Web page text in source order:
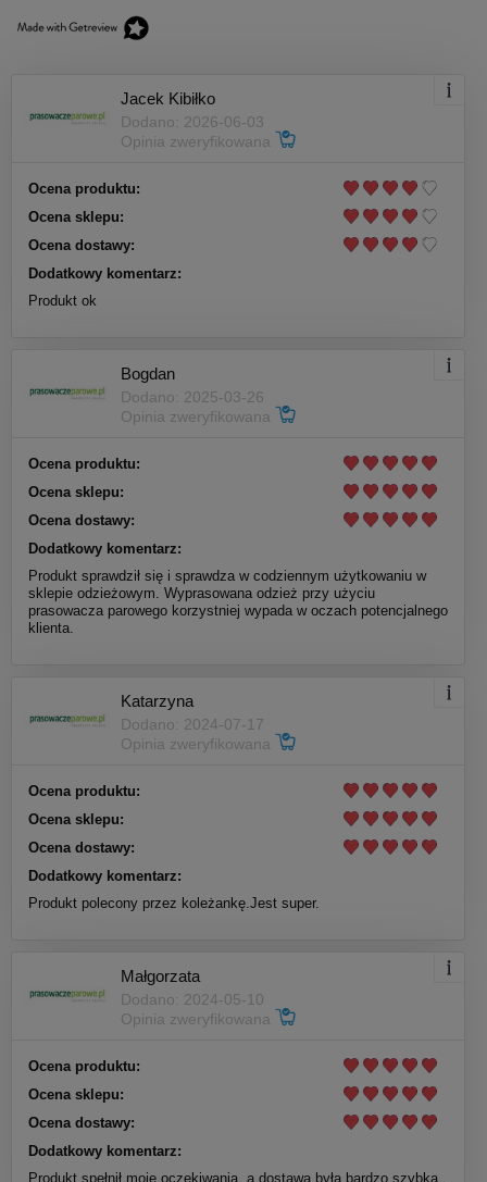
Jacek Kibiłko
Dodano: 2026-06-03
Opinia zweryfikowana
Ocena produktu:
Ocena sklepu:
Ocena dostawy:
Dodatkowy komentarz:
Produkt ok
Bogdan
Dodano: 2025-03-26
Opinia zweryfikowana
Ocena produktu:
Ocena sklepu:
Ocena dostawy:
Dodatkowy komentarz:
Produkt sprawdził się i sprawdza w codziennym użytkowaniu w
sklepie odzieżowym. Wyprasowana odzież przy użyciu
prasowacza parowego korzystniej wypada w oczach potencjalnego
klienta.
Katarzyna
Dodano: 2024-07-17
Opinia zweryfikowana
Ocena produktu:
Ocena sklepu:
Ocena dostawy:
Dodatkowy komentarz:
Produkt polecony przez koleżankę.Jest super.
Małgorzata
Dodano: 2024-05-10
Opinia zweryfikowana
Ocena produktu:
Ocena sklepu:
Ocena dostawy:
Dodatkowy komentarz:
Produkt spełnił moje oczekiwania, a dostawa była bardzo szybka .